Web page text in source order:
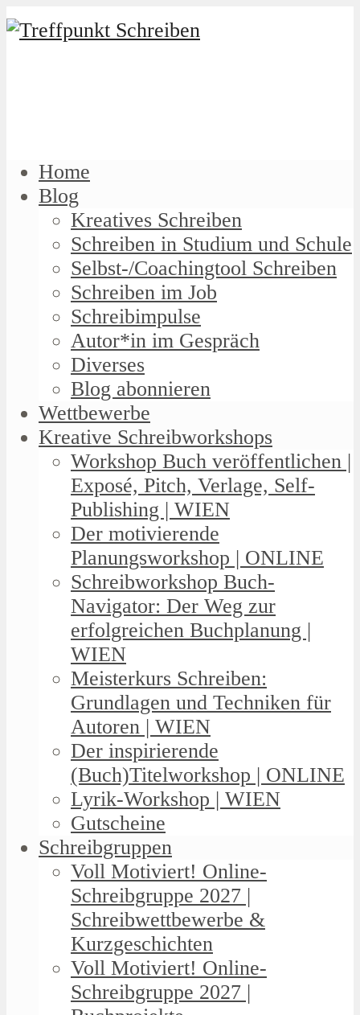
Home
Blog
Kreatives Schreiben
Schreiben in Studium und Schule
Selbst-/Coachingtool Schreiben
Schreiben im Job
Schreibimpulse
Autor*in im Gespräch
Diverses
Blog abonnieren
Wettbewerbe
Kreative Schreibworkshops
Workshop Buch veröffentlichen |
Exposé, Pitch, Verlage, Self-
Publishing | WIEN
Der motivierende
Planungsworkshop | ONLINE
Schreibworkshop Buch-
Navigator: Der Weg zur
erfolgreichen Buchplanung |
WIEN
Meisterkurs Schreiben:
Grundlagen und Techniken für
Autoren | WIEN
Der inspirierende
(Buch)Titelworkshop | ONLINE
Lyrik-Workshop | WIEN
Gutscheine
Schreibgruppen
Voll Motiviert! Online-
Schreibgruppe 2027 |
Schreibwettbewerbe &
Kurzgeschichten
Voll Motiviert! Online-
Schreibgruppe 2027 |